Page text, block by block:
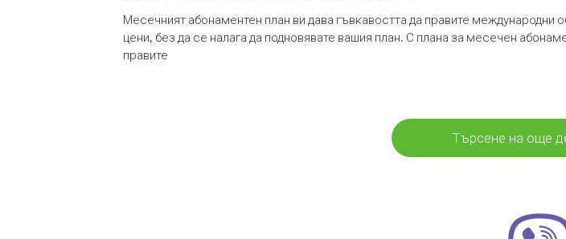
Месечният абонаментен план ви дава гъвкавостта да правите
цени, без да се налага да подновявате вашия план. С плана за месечен
правите
Търсене на още